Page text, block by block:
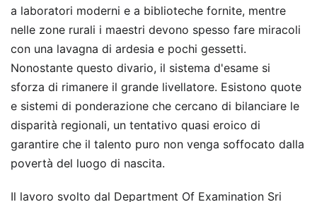
a laboratori moderni e a biblioteche fornite, mentre
nelle zone rurali i maestri devono spesso fare miracoli
con una lavagna di ardesia e pochi gessetti.
Nonostante questo divario, il sistema d'esame si
sforza di rimanere il grande livellatore. Esistono quote
e sistemi di ponderazione che cercano di bilanciare le
disparità regionali, un tentativo quasi eroico di
garantire che il talento puro non venga soffocato dalla
povertà del luogo di nascita.
Il lavoro svolto dal Department Of Examination Sri